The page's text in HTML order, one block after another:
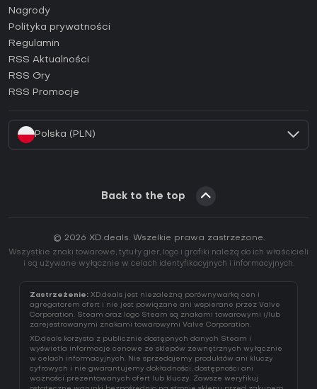
Jak aktywować klucz Steam (CD Key)?
Jak aktywować klucz Epic Games (CD Key)?
Jak aktywować klucz GOG (CD Key)?
Jak aktywować klucz Ubisoft Connect (CD Key)?
Jak aktywować klucz EA App (CD Key)?
Nagrody
Polityka prywatności
Regulamin
RSS Aktualności
RSS Gry
RSS Promocje
Polska (PLN)
Back to the top
© 2026 XD.deals. Wszelkie prawa zastrzeżone.
Wszystkie znaki towarowe, tytuły gier, logo i grafiki należą do ich właścicieli
i są używane wyłącznie w celach identyfikacyjnych i informacyjnych.
Zastrzeżenie: XD.deals jest niezależną porównywarką cen i
agregatorem ofert i nie jest powiązane ani wspierane przez Valve
Corporation. Steam oraz logo Steam są znakami towarowymi i/lub
zarejestrowanymi znakami towarowymi Valve Corporation.
XD.deals korzysta z publicznie dostępnych danych Steam i
wyświetla informacje cenowe ze sklepów zewnętrznych wyłącznie
w celach informacyjnych. Nie sprzedajemy produktów ani kluczy
cyfrowych i nie gwarantujemy dokładności, dostępności ani
ważności prezentowanych ofert lub kluczy. Zawsze weryfikuj